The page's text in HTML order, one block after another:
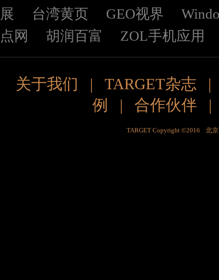
展
台湾黄页 GEO视界
点网
胡润百富 ZOL手机应用
关于我们 | TARGET杂志
例
| 合作伙伴
TARGET Copyright ©2016 北